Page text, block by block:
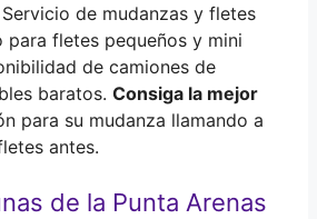
de mudanzas y fletes
para fletes pequeños y mini
de camiones de
baratos. Consiga la mejor
para su mudanza llamando a
antes.
de la Punta Arenas